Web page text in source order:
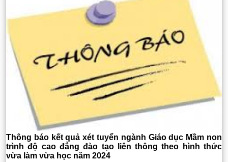
Thông báo kết quả xét tuyển ngành Giáo dục Mầm non
trình độ cao đẳng đào tạo liên thông theo hình thức
vừa làm vừa học năm 2024